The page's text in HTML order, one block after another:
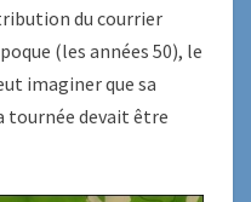
du courrier
(les années 50), le
imaginer que sa
tournée devait être